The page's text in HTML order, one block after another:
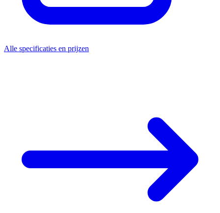
Alle specificaties en prijzen